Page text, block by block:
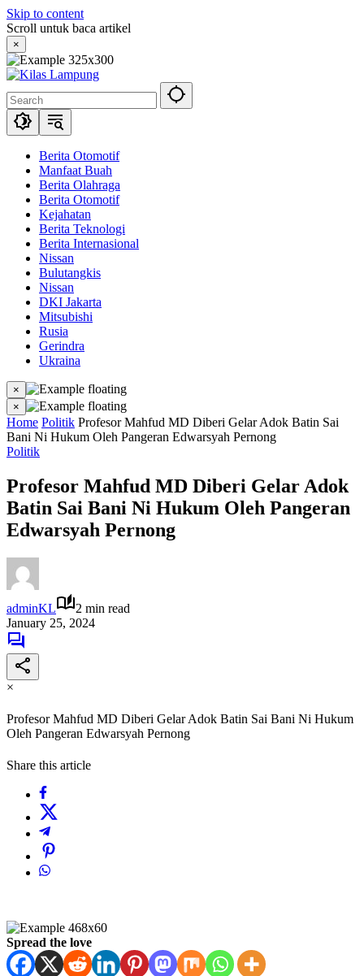
Skip to content
Scroll untuk baca artikel
×
Berita Otomotif
Manfaat Buah
Berita Olahraga
Berita Otomotif
Kejahatan
Berita Teknologi
Berita Internasional
Nissan
Bulutangkis
Nissan
DKI Jakarta
Mitsubishi
Rusia
Gerindra
Ukraina
×
×
Home Politik Profesor Mahfud MD Diberi Gelar Adok Batin Sai
Bani Ni Hukum Oleh Pangeran Edwarsyah Pernong
Politik
Profesor Mahfud MD Diberi Gelar Adok
Batin Sai Bani Ni Hukum Oleh Pangeran
Edwarsyah Pernong
adminKL
2 min read
January 25, 2024
×
Profesor Mahfud MD Diberi Gelar Adok Batin Sai Bani Ni Hukum
Oleh Pangeran Edwarsyah Pernong
Share this article
Spread the love